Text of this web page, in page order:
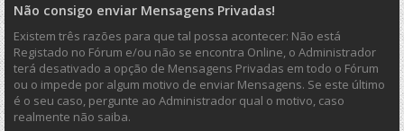
Não consigo enviar Mensagens Privadas!
Existem três razões para que tal possa acontecer: Não está
Registado no Fórum e/ou não se encontra Online, o Administrador
terá desativado a opção de Mensagens Privadas em todo o Fórum
ou o impede por algum motivo de enviar Mensagens. Se este último
é o seu caso, pergunte ao Administrador qual o motivo, caso
realmente não saiba.